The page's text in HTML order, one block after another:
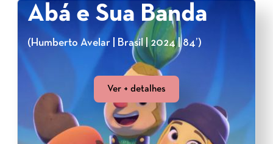
Abá e Sua Banda
(Humberto Avelar | Brasil | 2024 | 84’)
Ver + detalhes